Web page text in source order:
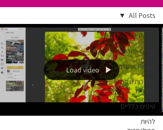
All Posts
קידום אתרים
הנגשת אתרים
הדרכות וויקס
בעברית
טיפים כלליים
להיות
All Posts
Load video